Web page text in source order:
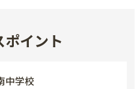
イント
中学校